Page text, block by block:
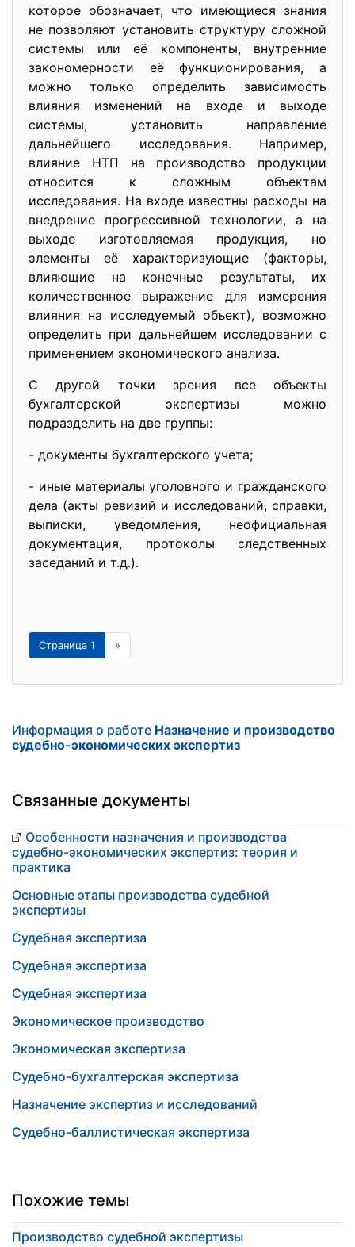
которое обозначает, что имеющиеся знания
не позволяют установить структуру сложной
системы или её компоненты, внутренние
закономерности её функционирования, а
можно только определить зависимость
влияния изменений на входе и выходе
системы, установить направление
дальнейшего исследования. Например,
влияние НТП на производство продукции
относится к сложным объектам
исследования. На входе известны расходы на
внедрение прогрессивной технологии, а на
выходе изготовляемая продукция, но
элементы её характеризующие (факторы,
влияющие на конечные результаты, их
количественное выражение для измерения
влияния на исследуемый объект), возможно
определить при дальнейшем исследовании с
применением экономического анализа.
С другой точки зрения все объекты
бухгалтерской экспертизы можно
подразделить на две группы:
- документы бухгалтерского учета;
- иные материалы уголовного и гражданского
дела (акты ревизий и исследований, справки,
выписки, уведомления, неофициальная
документация, протоколы следственных
заседаний и т.д.).
Страница 1 »
Информация о работе Назначение и производство
судебно-экономических экспертиз
Связанные документы
Особенности назначения и производства
судебно-экономических экспертиз: теория и
практика
Основные этапы производства судебной
экспертизы
Судебная экспертиза
Судебная экспертиза
Судебная экспертиза
Экономическое производство
Экономическая экспертиза
Судебно-бухгалтерская экспертиза
Назначение экспертиз и исследований
Судебно-баллистическая экспертиза
Похожие темы
Производство судебной экспертизы